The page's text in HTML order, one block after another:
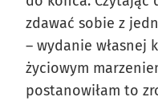
zdawać sobie z
– wydanie własnej
życiowym
postanowiłam to